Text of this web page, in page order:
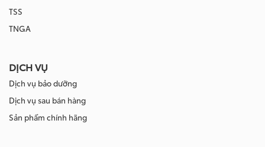
TSS
TNGA
DỊCH VỤ
Dịch vụ bảo dưỡng
Dịch vụ sau bán hàng
Sản phẩm chính hãng